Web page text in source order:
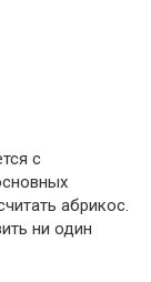
с
абрикос.
ни один